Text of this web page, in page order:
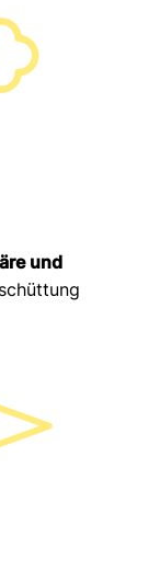
und